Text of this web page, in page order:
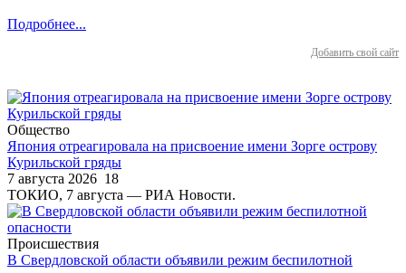
Подробнее...
Добавить свой сайт
Общество
Япония отреагировала на присвоение имени Зорге острову
Курильской гряды
7 августа 2026 18
ТОКИО, 7 августа — РИА Новости.
Происшествия
В Свердловской области объявили режим беспилотной